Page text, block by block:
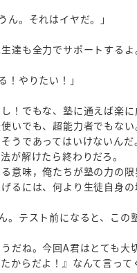
。それはイヤだ。」
達も全力でサポートする
！やりたい！」
！でもな、塾に通えば楽
いでも、超能力者でもない
うであってはいけないんだ。
が解けたら終わりだろ。
意味，俺たちが塾の力の
るには、何より生徒自身
。テスト前になると、この
だね。今回A君はとても
からだよ！』なんて言って